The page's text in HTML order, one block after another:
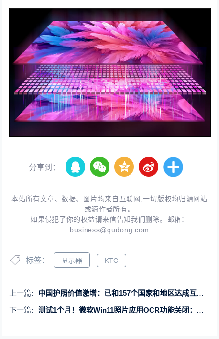
分享到：
本站所有文章、数据、图片均来自互联网,一切版权均归源网站
或源作者所有。
如果侵犯了你的权益请来信告知我们删除。邮箱：
business@qudong.com
标签： 显示器 KTC
上一篇:
中国护照价值激增：已和157个国家和地区达成互免签证协定
下一篇:
测试1个月！微软Win11照片应用OCR功能关闭：要解决一些问题